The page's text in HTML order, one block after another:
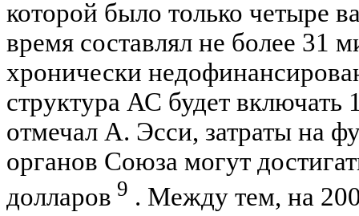
которой было только четыре
время составлял не более 31
хронически
структура АС будет включать
отмечал А. Эсси, затраты на
органов Союза могут
долларов 9 . Между тем, на